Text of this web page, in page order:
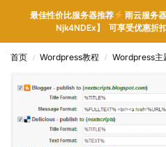
最佳性价比服务器推荐
雨云服务
Njk4NDEx】 可享受优惠折
首页 / Wordpress教程 / Wordpress主